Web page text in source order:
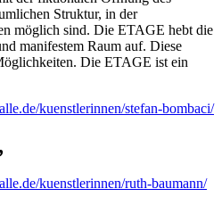
Struktur, in der
möglich sind. Die ETAGE hebt die
manifestem Raum auf. Diese
Die ETAGE ist ein
kuenstlerinnen/stefan-bombaci/
,
kuenstlerinnen/ruth-baumann/